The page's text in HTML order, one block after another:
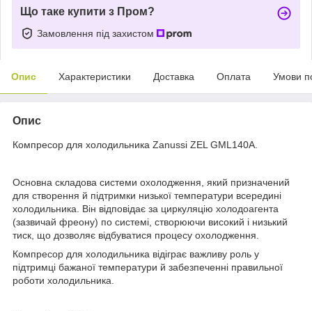
Що таке купити з Пром?
Замовлення під захистом
Опис Характеристики Доставка Оплата Умови
Опис
Компресор для холодильника Zanussi ZEL GML140A.
Основна складова системи охолодження, який призначений
для створення й підтримки низької температури всередині
холодильника. Він відповідає за циркуляцію холодоагента
(зазвичай фреону) по системі, створюючи високий і низький
тиск, що дозволяє відбуватися процесу охолодження.
Компресор для холодильника відіграє важливу роль у
підтримці бажаної температури й забезпеченні правильної
роботи холодильника.